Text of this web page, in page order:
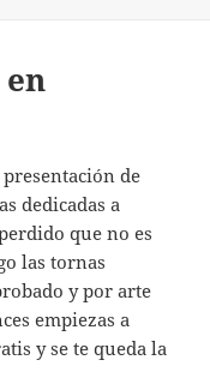
de
dedicadas a
que no es
las tornas
y por arte
empiezas a
y se te queda la